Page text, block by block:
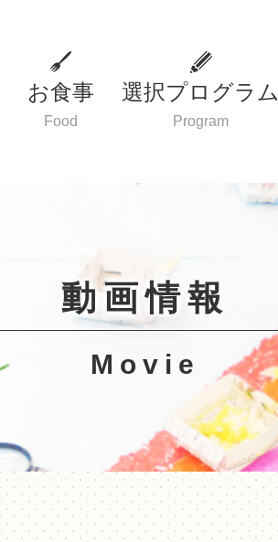
お食事
Food
選択プログラム
Program
動画情報
Movie